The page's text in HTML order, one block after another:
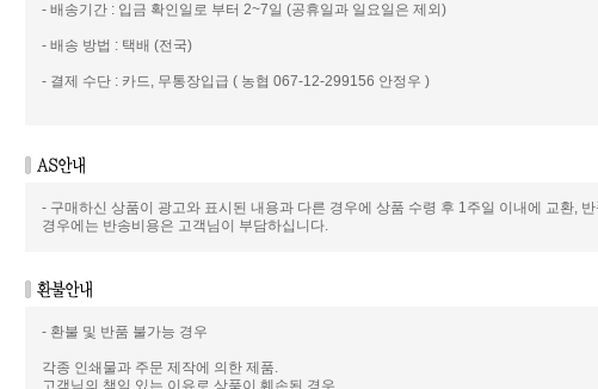
- 배송기간 : 입금 확인일로 부터 2~7일 (공휴일과 일요일은 제외)
- 배송 방법 : 택배 (전국)
- 결제 수단 : 카드, 무통장입급 ( 농협 067-12-299156 안정우 )
- 구매하신 상품이 광고와 표시된 내용과 다른 경우에 상품 수령 후 1주일 이내에 교환,
경우에는 반송비용은 고객님이 부담하십니다.
- 환불 및 반품 불가능 경우
각종 인쇄물과 주문 제작에 의한 제품.